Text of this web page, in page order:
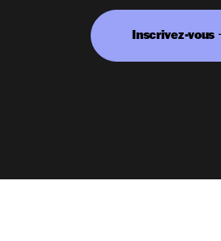
Inscrivez-vous